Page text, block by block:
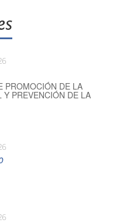
PROMOCIÓN DE LA
Y PREVENCIÓN DE LA